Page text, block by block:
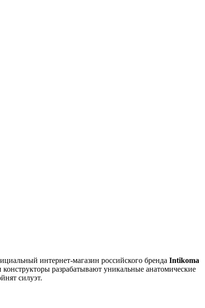
интернет-магазин российского бренда Intikoma
разрабатывают уникальные анатомические
силуэт.